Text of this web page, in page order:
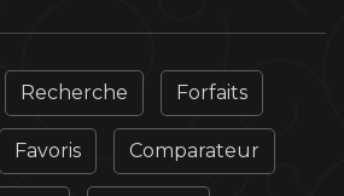
Recherche Forfaits
Favoris Comparateur